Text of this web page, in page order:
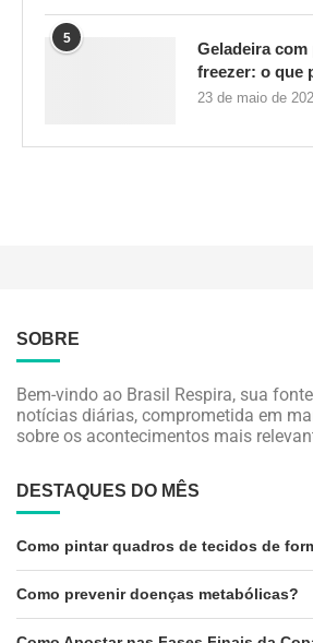
5
Geladeira
freezer: o que
23 de maio de
SOBRE
Bem-vindo ao Brasil Respira, sua
notícias diárias, comprometida em
sobre os acontecimentos mais
DESTAQUES DO MÊS
Como pintar quadros de tecidos de
Como prevenir doenças metabólicas?